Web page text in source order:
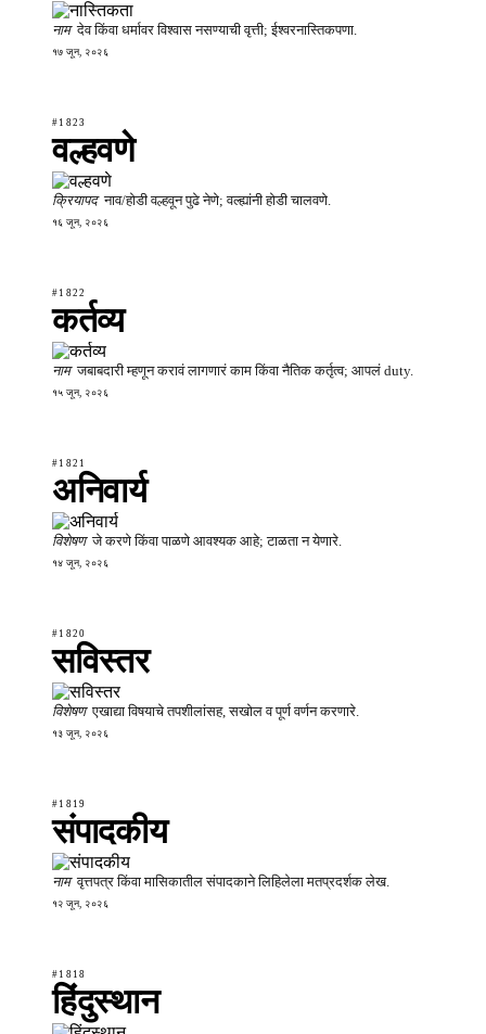
नाम देव किंवा धर्मावर विश्वास नसण्याची वृत्ती; ईश्वरनास्तिकपणा.
१७ जून, २०२६
#1823
वल्हवणे
क्रियापद नाव/होडी वल्हवून पुढे नेणे; वल्ह्यांनी होडी चालवणे.
१६ जून, २०२६
#1822
कर्तव्य
नाम जबाबदारी म्हणून करावं लागणारं काम किंवा नैतिक कर्तृत्व; आपलं duty.
१५ जून, २०२६
#1821
अनिवार्य
विशेषण जे करणे किंवा पाळणे आवश्यक आहे; टाळता न येणारे.
१४ जून, २०२६
#1820
सविस्तर
विशेषण एखाद्या विषयाचे तपशीलांसह, सखोल व पूर्ण वर्णन करणारे.
१३ जून, २०२६
#1819
संपादकीय
नाम वृत्तपत्र किंवा मासिकातील संपादकाने लिहिलेला मतप्रदर्शक लेख.
१२ जून, २०२६
#1818
हिंदुस्थान